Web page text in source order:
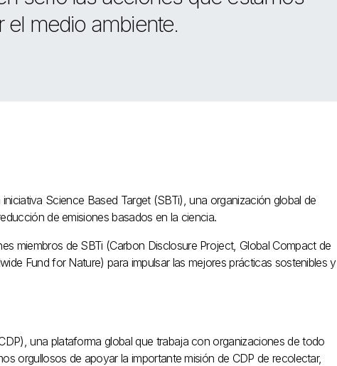
medio ambiente.
Science Based Target (SBTi), una organización global de
de emisiones basados ​​en la ciencia.
miembros de SBTi (Carbon Disclosure Project, Global Compact de
Fund for Nature) para impulsar las mejores prácticas sostenibles y
una plataforma global que trabaja con organizaciones de todo
orgullosos de apoyar la importante misión de CDP de recolectar,